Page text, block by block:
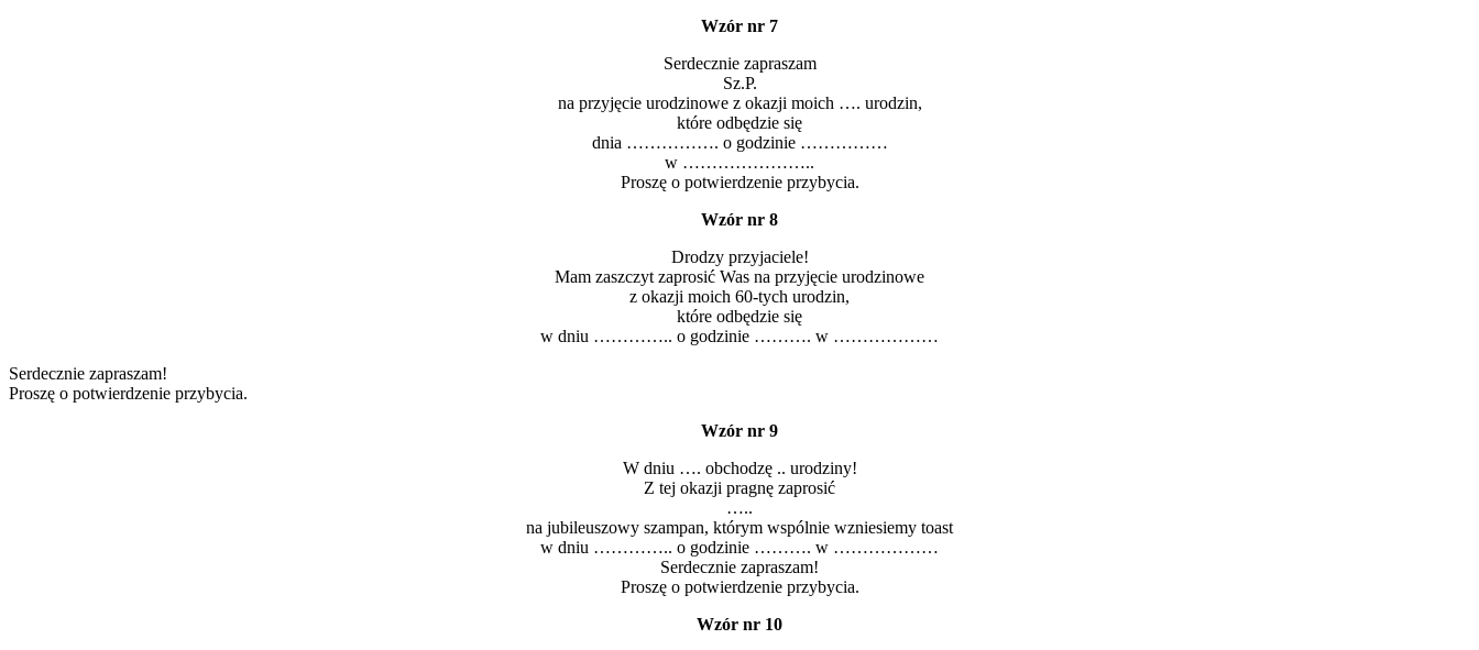
Wzór nr 7
Serdecznie zapraszam
Sz.P.
na przyjęcie urodzinowe z okazji moich …. urodzin,
które odbędzie się
dnia ……………. o godzinie ……………
w …………………..
Proszę o potwierdzenie przybycia.
Wzór nr 8
Drodzy przyjaciele!
Mam zaszczyt zaprosić Was na przyjęcie urodzinowe
z okazji moich 60-tych urodzin,
które odbędzie się
w dniu ………….. o godzinie ………. w ………………
Serdecznie zapraszam!
Proszę o potwierdzenie przybycia.
Wzór nr 9
W dniu …. obchodzę .. urodziny!
Z tej okazji pragnę zaprosić
…..
na jubileuszowy szampan, którym wspólnie wzniesiemy toast
w dniu ………….. o godzinie ………. w ………………
Serdecznie zapraszam!
Proszę o potwierdzenie przybycia.
Wzór nr 10